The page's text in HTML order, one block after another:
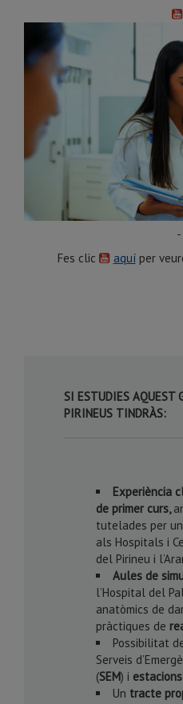
Fes clic aquíper
SI ESTUDIES AQUEST
PIRINEUS TINDRÀS:
Experiència
de primer curs,
tutelades per
als Hospitals i
del Pirineu i
Aules de
l’Hospital del
anatòmics de
pràctiques de
Possibilitat
Serveis
(SEM) i estacions
Un tracte